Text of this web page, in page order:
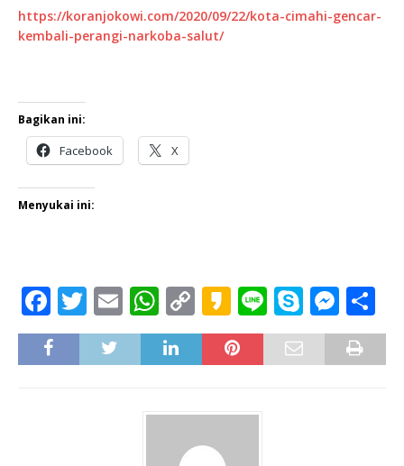
https://koranjokowi.com/2020/09/22/kota-cimahi-gencar-
kembali-perangi-narkoba-salut/
Bagikan ini:
Facebook X
Menyukai ini:
F
a
c
T
w
it
E
m
ai
W
h
at
A
C
o
p
Li
n
K
a
k
o
Li
n
e
S
k
y
M
e
ss
h
ar